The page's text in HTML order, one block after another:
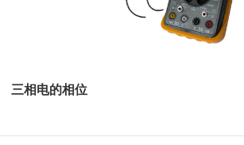
三相电的相位